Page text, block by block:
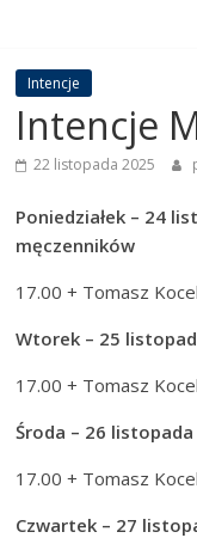
Intencje
Intencje
22 listopada 2025
Poniedziałek – 24
męczenników
17.00 + Tomasz
Wtorek – 25
17.00 + Tomasz
Środa – 26 listopada
17.00 + Tomasz
Czwartek – 27